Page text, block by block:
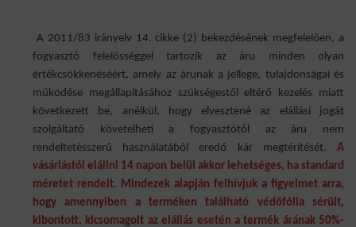
A 2011/83 irányelv 14. cikke (2) bekezdésének megfelelően, a
fogyasztó felelősséggel tartozik az áru minden olyan
értékcsökkenéséért, amely az árunak a jellege, tulajdonságai és
működése megállapításához szükségestől eltérő kezelés miatt
következett be, anélkül, hogy elvesztené az elállási jogát
szolgáltató követelheti a fogyasztótól az áru nem
rendeltetésszerű használatából eredő kár megtérítését. A
vásárlástól elállni 14 napon belül akkor lehetséges, ha standard
méretet rendelt. Mindezek alapján felhívjuk a figyelmet arra,
hogy amennyiben a terméken található védőfólia sérült,
kibontott, kicsomagolt az elállás esetén a termék árának 50%-